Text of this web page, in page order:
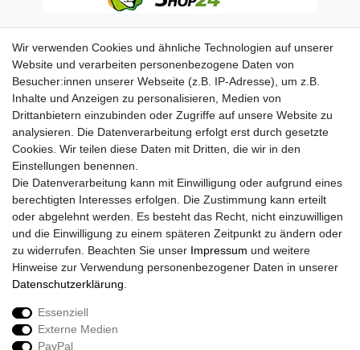
Impressum
Wir verwenden Cookies und ähnliche Technologien auf unserer
Website und verarbeiten personenbezogene Daten von
Besucher:innen unserer Webseite (z.B. IP-Adresse), um z.B.
Inhalte und Anzeigen zu personalisieren, Medien von
Drittanbietern einzubinden oder Zugriffe auf unsere Website zu
analysieren. Die Datenverarbeitung erfolgt erst durch gesetzte
Cookies. Wir teilen diese Daten mit Dritten, die wir in den
Einstellungen benennen.
Die Datenverarbeitung kann mit Einwilligung oder aufgrund eines
berechtigten Interesses erfolgen. Die Zustimmung kann erteilt
oder abgelehnt werden. Es besteht das Recht, nicht einzuwilligen
und die Einwilligung zu einem späteren Zeitpunkt zu ändern oder
zu widerrufen. Beachten Sie unser Impressum und weitere
Hinweise zur Verwendung personenbezogener Daten in unserer
Daten­schutz­erklärung
Essenziell
Externe Medien
PayPal